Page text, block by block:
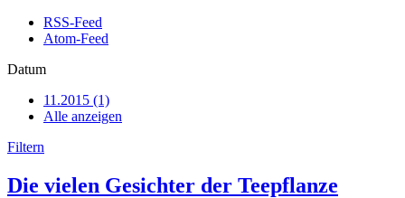
RSS-Feed
Atom-Feed
Datum
11.2015 (1)
Alle anzeigen
Filtern
Die vielen Gesichter der Teepflanze